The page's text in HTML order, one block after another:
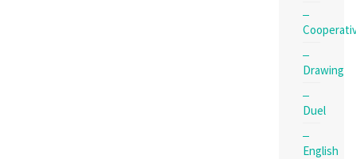
Drawing
Duel
English